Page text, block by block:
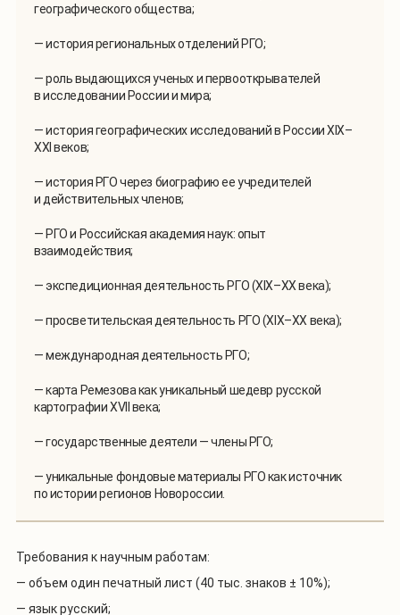
географического общества;
— история региональных отделений РГО;
— роль выдающихся ученых и первооткрывателей
в исследовании России и мира;
— история географических исследований в России XIX–
XXI веков;
— история РГО через биографию ее учредителей
и действительных членов;
— РГО и Российская академия наук: опыт
взаимодействия;
— экспедиционная деятельность РГО (XIX–XX века);
— просветительская деятельность РГО (XIX–XX века);
— международная деятельность РГО;
— карта Ремезова как уникальный шедевр русской
картографии XVII века;
— государственные деятели — члены РГО;
— уникальные фондовые материалы РГО как источник
по истории регионов Новороссии.
Требования к научным работам:
— объем один печатный лист (40 тыс. знаков ± 10%);
— язык русский;